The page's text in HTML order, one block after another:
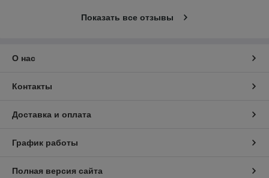
Показать все отзывы
О нас
Контакты
Доставка и оплата
График работы
Полная версия сайта